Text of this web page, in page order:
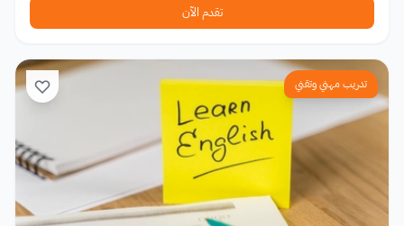
تقدم الآن
تدريب مهني وتقني